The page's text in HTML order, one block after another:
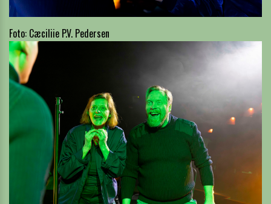
Foto: Cæciliie P.V. Pedersen